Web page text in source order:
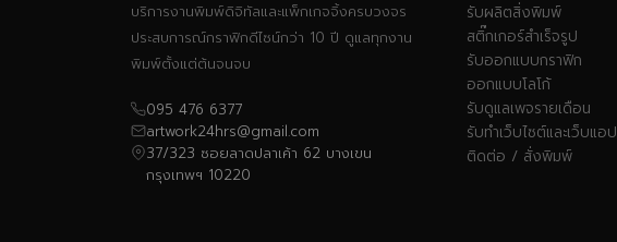
บริการงานพิมพ์ดิจิทัลและแพ็กเกจจิ้งครบวงจร
ประสบการณ์กราฟิกดีไซน์กว่า 10 ปี ดูแลทุกงาน
พิมพ์ตั้งแต่ต้นจนจบ
095 476 6377
artwork24hrs@gmail.com
37/323 ซอยลาดปลาเค้า 62 บางเขน
กรุงเทพฯ 10220
รับผลิตสิ่งพิมพ์
สติ๊กเกอร์สำเร็จรูป
รับออกแบบกราฟิก
ออกแบบโลโก้
รับดูแลเพจรายเดือน
รับทำเว็บไซต์และเว็บแอป
ติดต่อ / สั่งพิมพ์